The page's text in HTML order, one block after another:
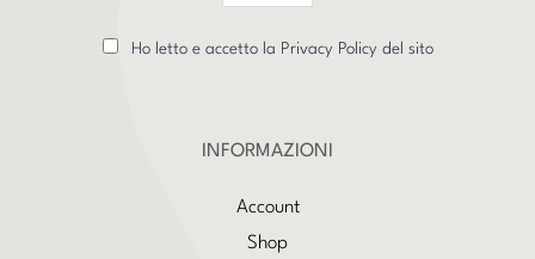
Ho letto e accetto la Privacy Policy del sito
INFORMAZIONI
Account
Shop